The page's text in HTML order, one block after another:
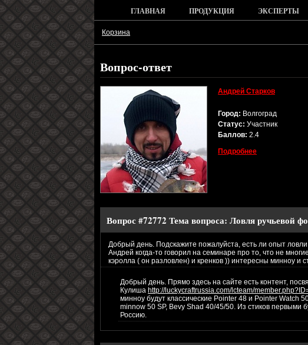
ГЛАВНАЯ ПРОДУКЦИЯ ЭКСПЕРТЫ
Корзина
Вопрос-ответ
Андрей Старков
Город: Волгоград
Статус: Участник
Баллов: 2.4
Подробнее
Вопрос #72772 Тема вопроса: Ловля ручьевой
Добрый день. Подскажите пожалуйста, есть ли опыт
Андрей когда-то говорил на семинаре про то, что не
кэролла ( он разловлен) и кренков )) интересны минноу и
Добрый день. Прямо здесь на сайте есть контент,
Кулиша http://luckycraftrussia.com/lcteam/
минноу будут классические Pointer 48 и Pointer Watch
minnow 50 SP, Bevy Shad 40/45/50. Из стиков первыми
Россию.